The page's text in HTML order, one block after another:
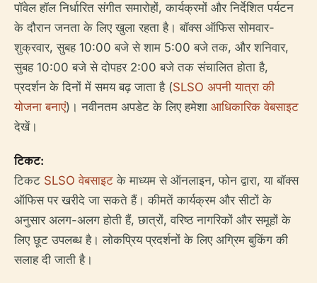
पॉवेल हॉल निर्धारित संगीत समारोहों, कार्यक्रमों और निर्देशित पर्यटन
के दौरान जनता के लिए खुला रहता है। बॉक्स ऑफिस सोमवार-
शुक्रवार, सुबह 10:00 बजे से शाम 5:00 बजे तक, और शनिवार,
सुबह 10:00 बजे से दोपहर 2:00 बजे तक संचालित होता है,
प्रदर्शन के दिनों में समय बढ़ जाता है (SLSO अपनी यात्रा की
योजना बनाएं)। नवीनतम अपडेट के लिए हमेशा आधिकारिक वेबसाइट
देखें।
टिकट:
टिकट SLSO वेबसाइट के माध्यम से ऑनलाइन, फोन द्वारा, या बॉक्स
ऑफिस पर खरीदे जा सकते हैं। कीमतें कार्यक्रम और सीटों के
अनुसार अलग-अलग होती हैं, छात्रों, वरिष्ठ नागरिकों और समूहों के
लिए छूट उपलब्ध है। लोकप्रिय प्रदर्शनों के लिए अग्रिम बुकिंग की
सलाह दी जाती है।